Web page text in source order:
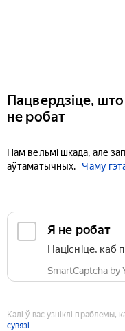
Пацвердзіце,
не робат
Нам вельмі шкада, але
аўтаматычных.
Чаму
Я не робат
Націсніце, каб
SmartCaptcha by
Калі ў вас узніклі праблемы,
сувязі